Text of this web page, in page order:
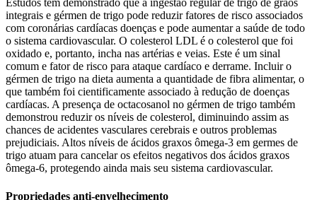
Estudos têm demonstrado que a ingestão regular de trigo de grãos
integrais e gérmen de trigo pode reduzir fatores de risco associados
com coronárias cardíacas doenças e pode aumentar a saúde de todo
o sistema cardiovascular. O colesterol LDL é o colesterol que foi
oxidado e, portanto, incha nas artérias e veias. Este é um sinal
comum e fator de risco para ataque cardíaco e derrame. Incluir o
gérmen de trigo na dieta aumenta a quantidade de fibra alimentar, o
que também foi cientificamente associado à redução de doenças
cardíacas. A presença de octacosanol no gérmen de trigo também
demonstrou reduzir os níveis de colesterol, diminuindo assim as
chances de acidentes vasculares cerebrais e outros problemas
prejudiciais. Altos níveis de ácidos graxos ômega-3 em germes de
trigo atuam para cancelar os efeitos negativos dos ácidos graxos
ômega-6, protegendo ainda mais seu sistema cardiovascular.
Propriedades anti-envelhecimento